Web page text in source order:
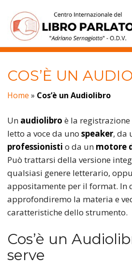
contenuto
COS’È UN
Home » Cos’è un Audiolibro
Un audiolibro è la
letto a voce da uno speaker, da
professionisti o da un motore
Può trattarsi della versione
qualsiasi genere letterario,
appositamente per il format. In
approfondiremo la materia e
caratteristiche dello strumento.
Cos’è un
serve